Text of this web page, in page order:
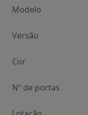
Modelo
Versão
Cor
Nº de portas